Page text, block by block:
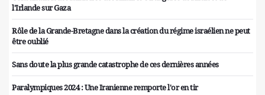
l'Irlande sur Gaza
Rôle de la Grande-Bretagne dans la création du régime israélien ne peut
être oublié
Sans doute la plus grande catastrophe de ces dernières années
Paralympiques 2024 : Une Iranienne remporte l'or en tir